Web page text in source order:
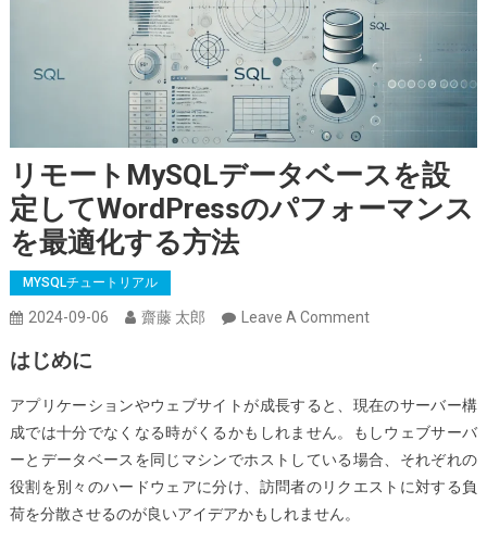
リモートMySQLデータベースを設
定してWordPressのパフォーマンス
を最適化する方法
MYSQLチュートリアル
2024-09-06 齋藤 太郎 Leave A CommentOn
ー
ト
MySQL
デ
はじめに
アプリケーションやウェブサイトが成長すると、現在のサーバー構
成では十分でなくなる時がくるかもしれません。もしウェブサーバ
ーとデータベースを同じマシンでホストしている場合、それぞれの
役割を別々のハードウェアに分け、訪問者のリクエストに対する負
荷を分散させるのが良いアイデアかもしれません。